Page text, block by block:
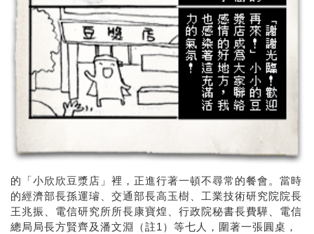
的「小欣欣豆漿店」裡，正進行著一頓不尋常的餐會。當時
的經濟部長孫運璿、交通部長高玉樹、工業技術研究院院長
王兆振、電信研究所所長康寶煌、行政院秘書長費驊、電信
總局局長方賢齊及潘文淵（註1）等七人，圍著一張圓桌，